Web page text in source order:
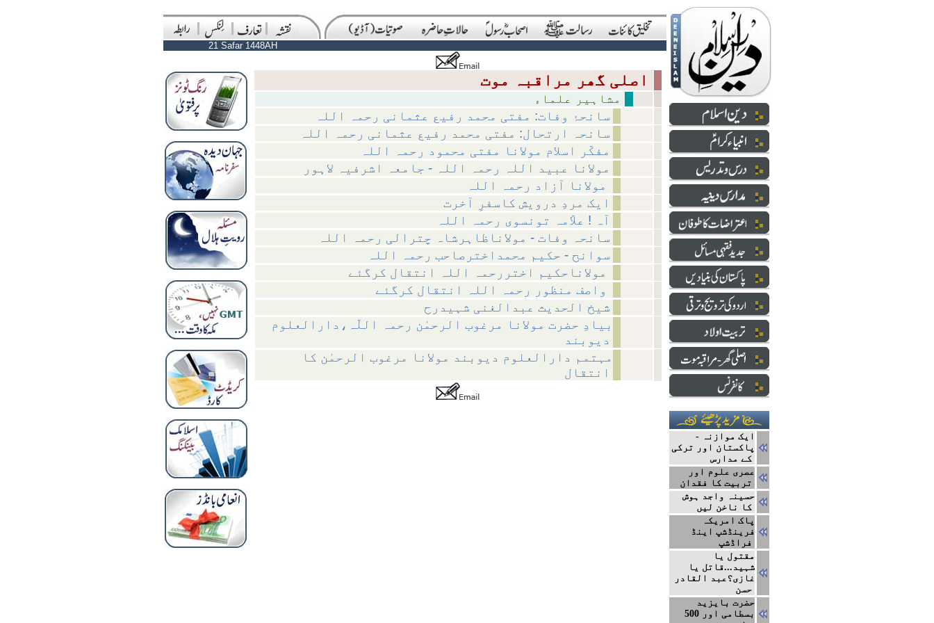
21 Safar 1448AH
سانحۂ وفات: مفتی محمد رفیع عثمانی رحمہ اللہ
سانحہ ارتحال: مفتی محمد رفیع عثمانی رحمہ اللہ
مفکّر اسلام مولانا مفتی محمود رحمہ اللہ
مولانا عبید اللہ رحمہ اللہ - جامعہ اشرفیہ لاہور
ایک مردِ درویش کاسفرِ آخرت
آہ ! علاّمہ تونسوی رحمہ اللہ
سانحہ وفات - مولاناظاہرشاہ چترالی رحمہ اللہ
سوانح - حکیم محمداخترصاحب رحمہ اللہ
شیخ الحدیث عبدالغنی شہیدرح
بیادِ حضرت مولانا مرغوب الرحمٰن رحمہ اللّہ،دارالعلوم
دیوبند
مہتمم دارالعلوم دیوبند مولانا مرغوب الرحمٰن کا
انتقال
ایک موازنہ -
پاکستان اور ترکی
کے مدارس
عصری علوم اور
تربیت کا فقدان
حسینہ واجد ہوش
کا ناخن لیں
پاک امریکہ
فرینڈشپ اینڈ
فراڈشپ
مقتول یا
شہید...قاتل یا
غازی؟عبد القادر
حسن
حضرت بایزید
بسطامی اور 500